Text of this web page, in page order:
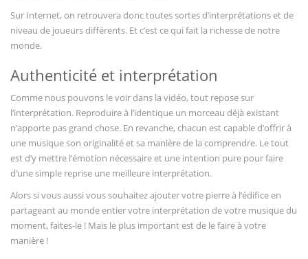
Sur Internet, on retrouvera donc toutes sortes d’interprétations et de
niveau de joueurs différents. Et c’est ce qui fait la richesse de notre
monde.
Authenticité et interprétation
Comme nous pouvons le voir dans la vidéo, tout repose sur
l’interprétation. Reproduire à l’identique un morceau déjà existant
n’apporte pas grand chose. En revanche, chacun est capable d’offrir à
une musique son originalité et sa manière de la comprendre. Le tout
est d’y mettre l’émotion nécessaire et une intention pure pour faire
d’une simple reprise une meilleure interprétation.
Alors si vous aussi vous souhaitez ajouter votre pierre à l’édifice en
partageant au monde entier votre interprétation de votre musique du
moment, faites-le ! Mais le plus important est de le faire à votre
manière !